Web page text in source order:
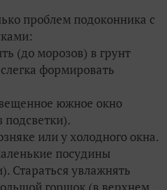
проблем подоконника с
(до морозов) в грунт
формировать
южное окно
подсветки).
или у холодного окна.
посудины
Стараться увлажнять